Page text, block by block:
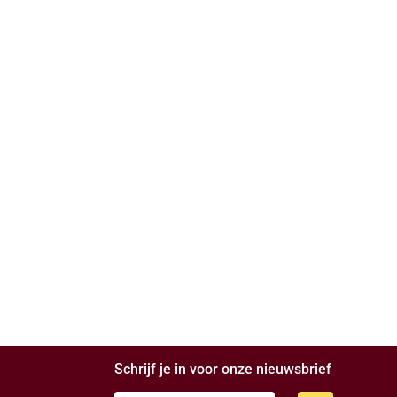
Schrijf je in voor onze nieuwsbrief